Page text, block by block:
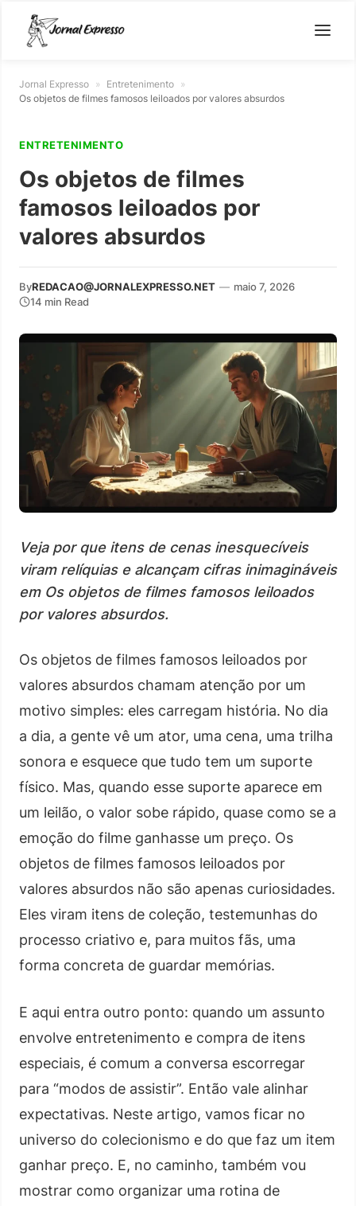
Jornal Expresso » Entretenimento »
Os objetos de filmes famosos leiloados por valores absurdos
ENTRETENIMENTO
Os objetos de filmes
famosos leiloados por
valores absurdos
ByREDACAO@JORNALEXPRESSO.NET — maio 7, 2026
14 min Read
Veja por que itens de cenas inesquecíveis
viram relíquias e alcançam cifras inimagináveis
em Os objetos de filmes famosos leiloados
por valores absurdos.
Os objetos de filmes famosos leiloados por
valores absurdos chamam atenção por um
motivo simples: eles carregam história. No dia
a dia, a gente vê um ator, uma cena, uma trilha
sonora e esquece que tudo tem um suporte
físico. Mas, quando esse suporte aparece em
um leilão, o valor sobe rápido, quase como se a
emoção do filme ganhasse um preço. Os
objetos de filmes famosos leiloados por
valores absurdos não são apenas curiosidades.
Eles viram itens de coleção, testemunhas do
processo criativo e, para muitos fãs, uma
forma concreta de guardar memórias.
E aqui entra outro ponto: quando um assunto
envolve entretenimento e compra de itens
especiais, é comum a conversa escorregar
para “modos de assistir”. Então vale alinhar
expectativas. Neste artigo, vamos ficar no
universo do colecionismo e do que faz um item
ganhar preço. E, no caminho, também vou
mostrar como organizar uma rotina de